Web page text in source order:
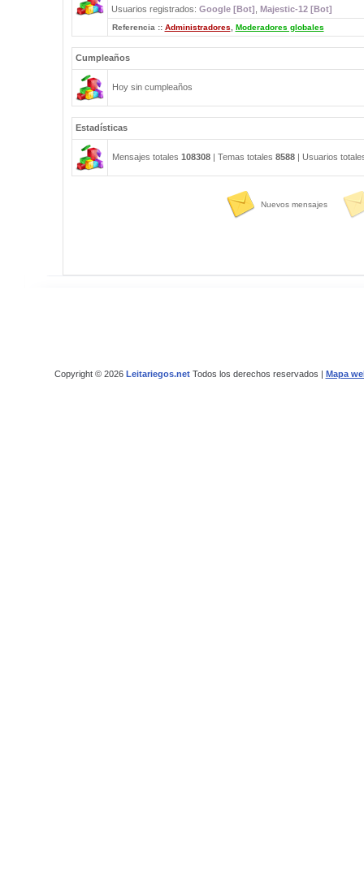
Usuarios registrados: Google [Bot] Majestic-12 [Bot]
Referencia :: Administradores Moderadores globales
Cumpleaños
Hoy sin cumpleaños
Estadísticas
Mensajes totales 108308| Temas totales 8588| Usuarios
Nuevos mensajes
Copyright © 2026 Leitariegos.netTodos los derechos reservados | Mapa